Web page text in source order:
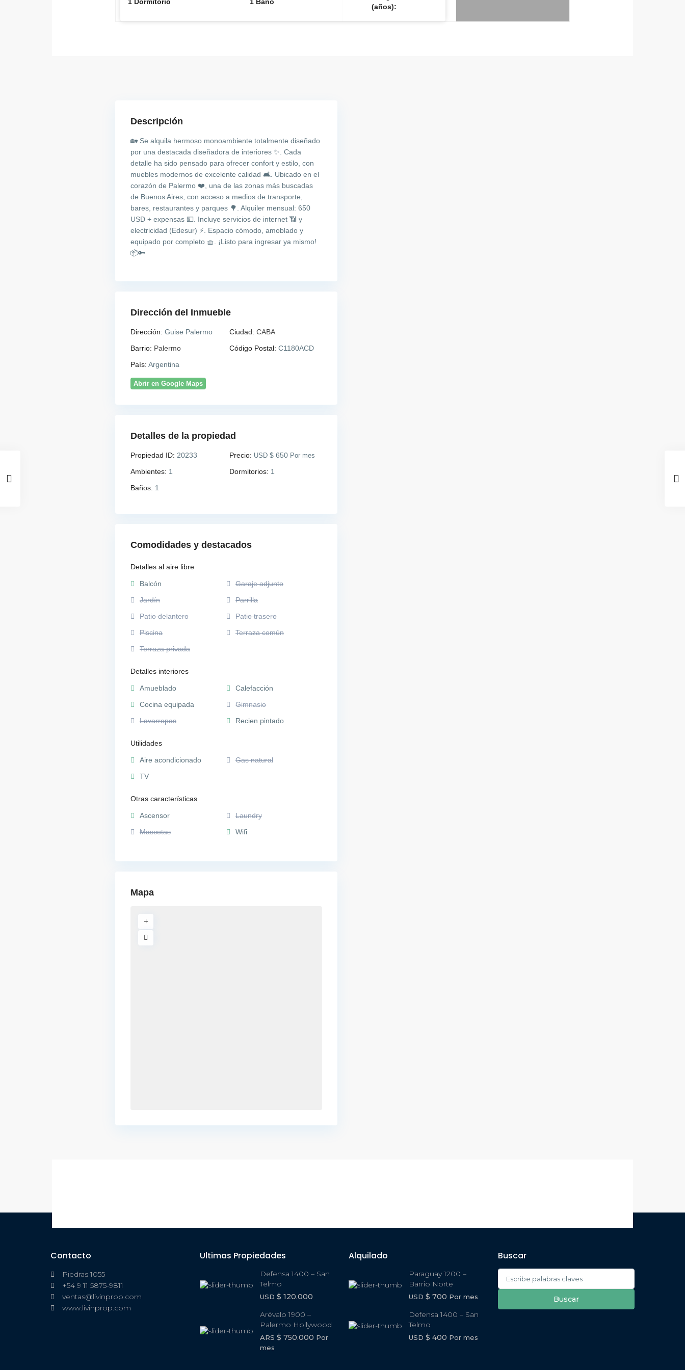
(años):
Descripción
🏡 Se alquila hermoso monoambiente totalmente diseñado
por una destacada diseñadora de interiores ✨. Cada
detalle ha sido pensado para ofrecer confort y estilo, con
muebles modernos de excelente calidad 🛋️. Ubicado en el
corazón de Palermo ❤️, una de las zonas más buscadas
de Buenos Aires, con acceso a medios de transporte,
bares, restaurantes y parques 🌳. Alquiler mensual: 650
USD + expensas 💵. Incluye servicios de internet 📶 y
electricidad (Edesur) ⚡. Espacio cómodo, amoblado y
equipado por completo 🧺. ¡Listo para ingresar ya mismo!
📦🔑
Dirección del Inmueble
Dirección: Guise Palermo Ciudad: CABA
Barrio: Palermo Código Postal: C1180ACD
País: Argentina
Abrir en Google Maps
Detalles de la propiedad
Propiedad ID: 20233 Precio: USD $ 650 Por mes
Ambientes: 1 Dormitorios: 1
Baños: 1
Comodidades y destacados
Detalles al aire libre
Balcón
Garaje adjunto
Jardín
Parrilla
Patio delantero
Patio trasero
Piscina
Terraza común
Terraza privada
Detalles interiores
Amueblado
Calefacción
Cocina equipada
Gimnasio
Lavarropas
Recien pintado
Utilidades
Aire acondicionado
Gas natural
TV
Otras características
Ascensor
Laundry
Mascotas
Wifi
Mapa
Contacto
Piedras 1055
+54 9 11 5875-9811
ventas@livinprop.com
www.livinprop.com
Ultimas Propiedades
Defensa 1400 – San
Telmo
USD $ 120.000
Arévalo 1900 –
Palermo Hollywood
ARS $ 750.000 Por
mes
Alquilado
Paraguay 1200 –
Barrio Norte
USD $ 700 Por mes
Defensa 1400 – San
Telmo
USD $ 400 Por mes
Buscar
Buscar